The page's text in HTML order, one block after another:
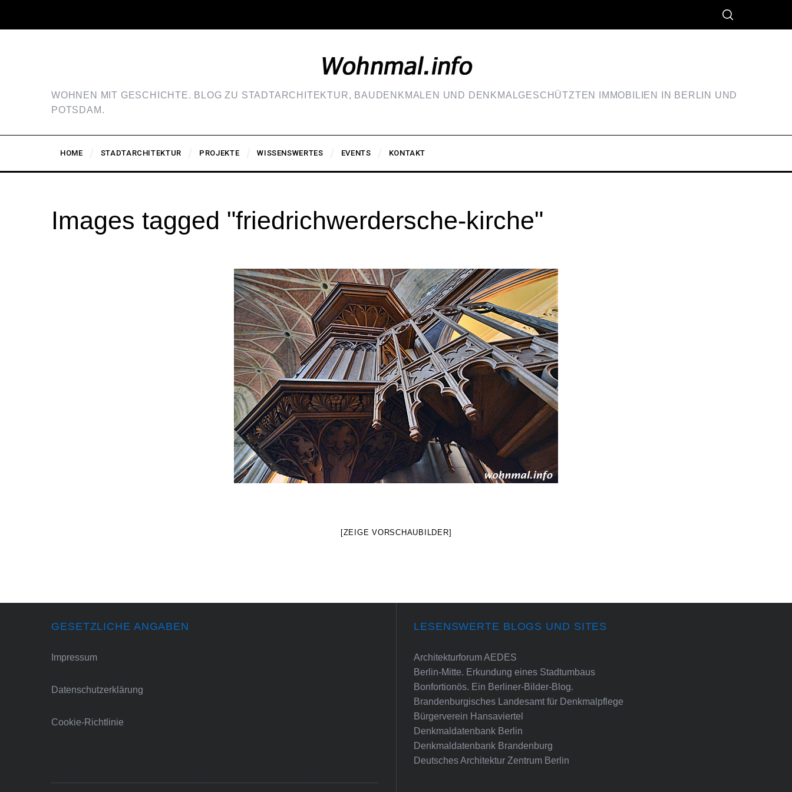
WOHNEN MIT GESCHICHTE. BLOG ZU STADTARCHITEKTUR, BAUDENKMALEN UND DENKMALGESCHÜTZTEN IMMOBILIEN IN BERLIN UND
POTSDAM.
HOME STADTARCHITEKTUR PROJEKTE WISSENSWERTES EVENTS KONTAKT
Images tagged "friedrichwerdersche-kirche"
[ZEIGE VORSCHAUBILDER]
GESETZLICHE ANGABEN
Impressum
Datenschutzerklärung
Cookie-Richtlinie
LESENSWERTE BLOGS UND SITES
Architekturforum AEDES
Berlin-Mitte. Erkundung eines Stadtumbaus
Bonfortionös. Ein Berliner-Bilder-Blog.
Brandenburgisches Landesamt für Denkmalpflege
Bürgerverein Hansaviertel
Denkmaldatenbank Berlin
Denkmaldatenbank Brandenburg
Deutsches Architektur Zentrum Berlin